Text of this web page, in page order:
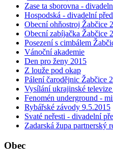
Zase ta sborovna -
Hospodská - divadelní
Obecní ohňostroj Žabčice
Obecní zabíjačka Žabčice
Posezení s cimbálem
Vánoční akademie
Den pro ženy 2015
Z louže pod okap
Pálení čarodějnic Žabčice
Vysílání ukrajinské
Fenomén underground -
Rybářské závody 9.5.2015
Svaté neřesti - divadelní
Zadarská župa
Obec